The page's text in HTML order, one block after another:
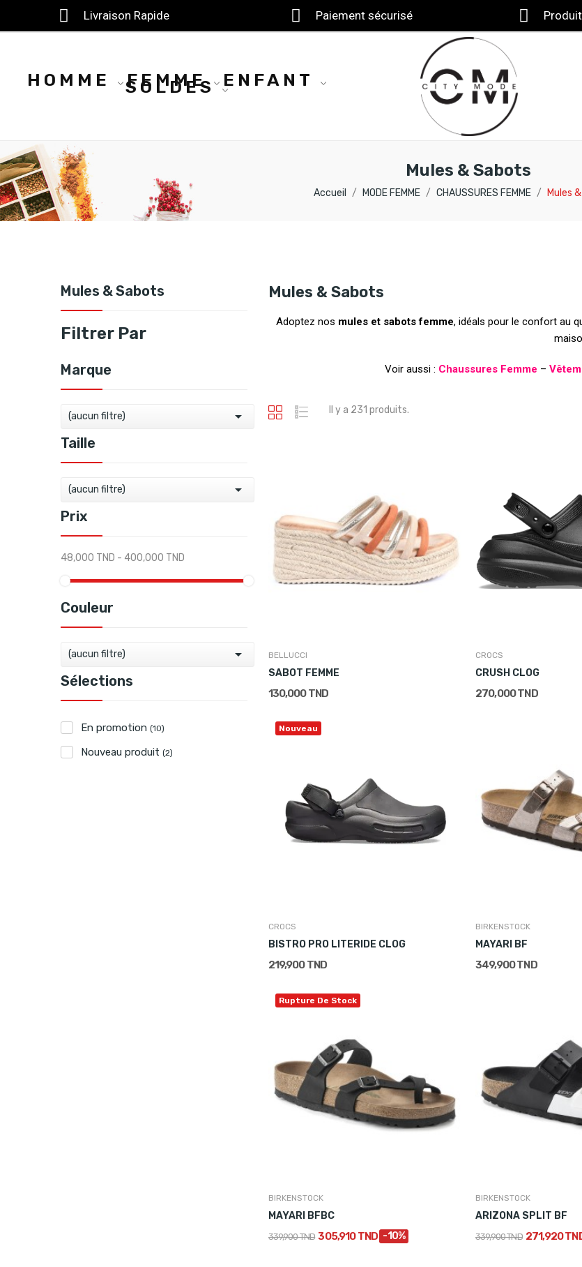
Livraison Rapide Paiement sécurisé
HOMME FEMME ENFANT
SOLDES
Mules & Sabots
Accueil MODE FEMME CHAUSSURES FEMME Mules
Mules & Sabots
Filtrer Par
Marque
(aucun filtre)

Taille
(aucun filtre)

Prix
48,000 TND - 400,000 TND
Couleur
(aucun filtre)

Sélections
En promotion (10)
Nouveau produit (2)
Mules & Sabots
Adoptez nos mules et sabots femme, idéals pour le confort au
Voir aussi : Chaussures Femme –
Il y a 231 produits.
BELLUCCI
SABOT FEMME
130,000 TND
CROCS
CRUSH CLOG
270,000 TND
Nouveau
CROCS
BISTRO PRO LITERIDE CLOG
219,900 TND
BIRKENSTOCK
MAYARI BF
349,900 TND
Rupture De Stock
BIRKENSTOCK
MAYARI BFBC
339,900 TND 305,910 TND -10%
BIRKENSTOCK
ARIZONA SPLIT BF
339,900 TND 271,920